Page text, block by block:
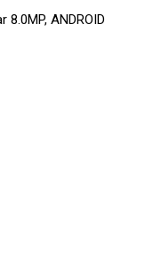
8.0MP, ANDROID